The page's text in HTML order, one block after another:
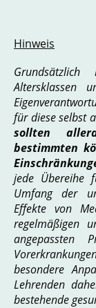
Hinweis
Altersklassen
für diese selbst
sollten
bestimmten
jede Übereihe
Umfang der
Effekte von
regelmäßigen
angepassten
besondere
Lehrenden
bestehende